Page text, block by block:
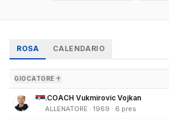
ROSA CALENDARIO
GIOCATORE ↑
.COACH Vukmirovic Vojkan
ALLENATORE · 1969 · 6 pres